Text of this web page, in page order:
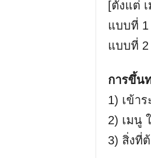
[ตั้งแต่
แบบที่ 1
แบบที่ 2
การขึ้น
1) เข้า
2) เมนู
3) สิ่งที่